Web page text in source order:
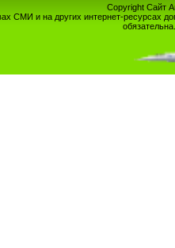
Copyright Сайт
СМИ и на других интернет-ресурсах
обязательна.